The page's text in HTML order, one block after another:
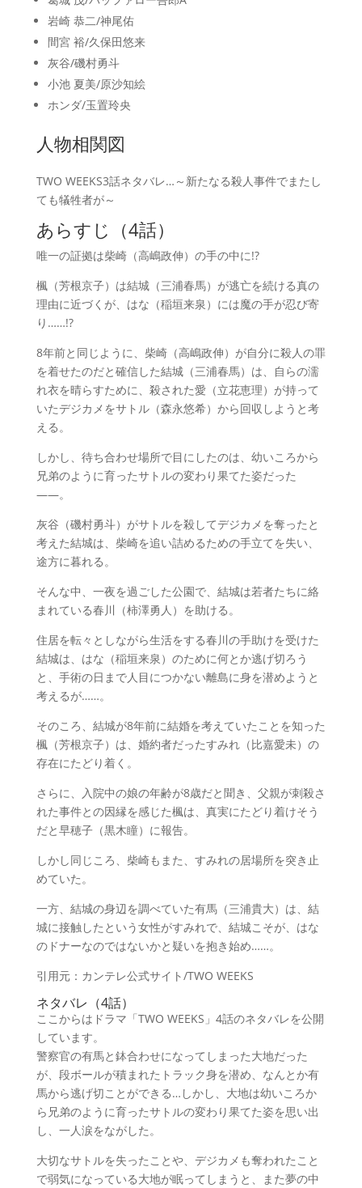
岩崎 恭二/神尾佑
間宮 裕/久保田悠来
灰谷/磯村勇斗
小池 夏美/原沙知絵
ホンダ/玉置玲央
人物相関図
TWO WEEKS3話ネタバレ…～新たなる殺人事件でまたし
ても犠牲者が～
あらすじ（4話）
唯一の証拠は柴崎（高嶋政伸）の手の中に!?
楓（芳根京子）は結城（三浦春馬）が逃亡を続ける真の
理由に近づくが、はな（稲垣来泉）には魔の手が忍び寄
り……!?
8年前と同じように、柴崎（高嶋政伸）が自分に殺人の罪
を着せたのだと確信した結城（三浦春馬）は、自らの濡
れ衣を晴らすために、殺された愛（立花恵理）が持って
いたデジカメをサトル（森永悠希）から回収しようと考
える。
しかし、待ち合わせ場所で目にしたのは、幼いころから
兄弟のように育ったサトルの変わり果てた姿だった
――。
灰谷（磯村勇斗）がサトルを殺してデジカメを奪ったと
考えた結城は、柴崎を追い詰めるための手立てを失い、
途方に暮れる。
そんな中、一夜を過ごした公園で、結城は若者たちに絡
まれている春川（柿澤勇人）を助ける。
住居を転々としながら生活をする春川の手助けを受けた
結城は、はな（稲垣来泉）のために何とか逃げ切ろう
と、手術の日まで人目につかない離島に身を潜めようと
考えるが……。
そのころ、結城が8年前に結婚を考えていたことを知った
楓（芳根京子）は、婚約者だったすみれ（比嘉愛未）の
存在にたどり着く。
さらに、入院中の娘の年齢が8歳だと聞き、父親が刺殺さ
れた事件との因縁を感じた楓は、真実にたどり着けそう
だと早穂子（黒木瞳）に報告。
しかし同じころ、柴崎もまた、すみれの居場所を突き止
めていた。
一方、結城の身辺を調べていた有馬（三浦貴大）は、結
城に接触したという女性がすみれで、結城こそが、はな
のドナーなのではないかと疑いを抱き始め……。
引用元：カンテレ公式サイト/TWO WEEKS
ネタバレ（4話）
ここからはドラマ 「TWO WEEKS」4話のネタバレを公開
しています。
警察官の有馬と鉢合わせになってしまった大地だった
が、段ボールが積まれたトラック身を潜め、なんとか有
馬から逃げ切ことができる…しかし、大地は幼いころか
ら兄弟のように育ったサトルの変わり果てた姿を思い出
し、一人涙をながした。
大切なサトルを失ったことや、デジカメも奪われたこと
で弱気になっている大地が眠ってしまうと、また夢の中